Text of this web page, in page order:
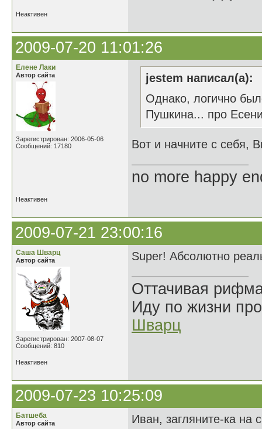
Неактивен
2009-07-20 11:01:26
Елене Лаки
Автор сайта
Зарегистрирован: 2006-05-06
Сообщений: 17180
jestem написал(а):
Однако, логично
Пушкина... про
Вот и начните с себя,
no more happy
Неактивен
2009-07-21 23:00:16
Саша Шварц
Автор сайта
Зарегистрирован: 2007-08-07
Сообщений: 810
Super! Абсолютно
Оттачивая
Иду по жизни
Шварц
Неактивен
2009-07-23 10:25:09
Батшеба
Автор сайта
Иван, загляните-ка на